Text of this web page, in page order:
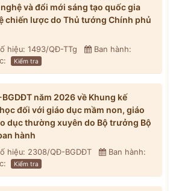
và đổi mới sáng tạo quốc gia
chiến lược do Thủ tướng Chính phủ
hiệu: 1493/QĐ-TTg
Ban hành:
Kiểm tra
năm 2026 về Khung kế
đối với giáo dục mầm non, giáo
dục thường xuyên do Bộ trưởng Bộ
hành
hiệu: 2308/QĐ-BGDĐT
Ban hành:
Kiểm tra